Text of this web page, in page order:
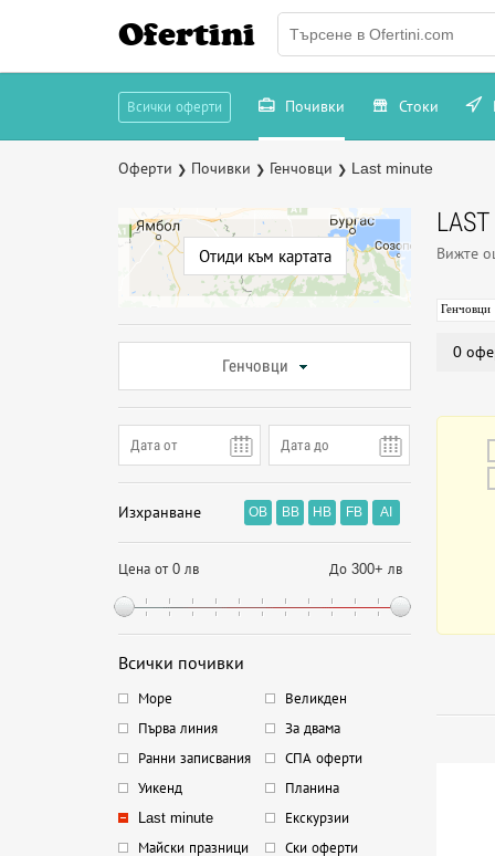
Ofertini
Всички оферти Почивки Стоки
Оферти ❯ Почивки ❯ Генчовци ❯ Last minute
Отиди към картата
Генчовци
Изхранване OB BB HB FB AI
Цена от 0 лв До 300+ лв
Всички почивки
Море
Великден
Първа линия
За двама
Ранни записвания
СПА оферти
Уикенд
Планина
Last minute
Екскурзии
Майски празници
Ски оферти
Вижте
Генчовци
0